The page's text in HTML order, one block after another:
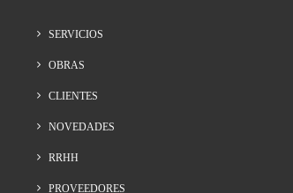
SERVICIOS
OBRAS
CLIENTES
NOVEDADES
RRHH
PROVEEDORES